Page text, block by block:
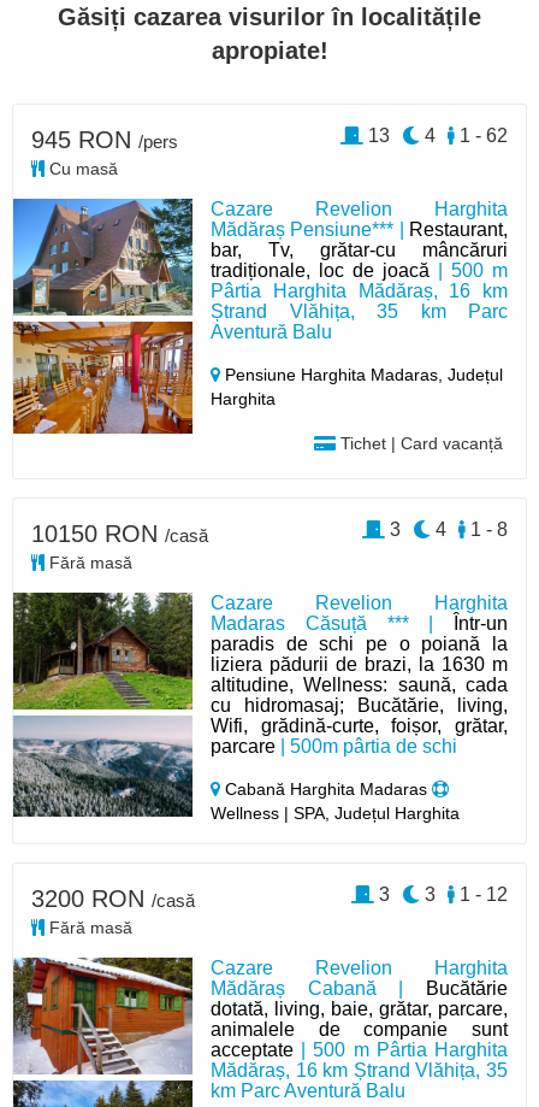
Găsiți cazarea visurilor în localitățile
apropiate!
Cazare Revelion Harghita
Mădăraș Pensiune*** |
Restaurant,
bar, Tv, grătar-cu mâncăruri
tradiționale, loc de joacă | 500 m
Pârtia Harghita Mădăraș, 16 km
Ștrand Vlăhița, 35 km Parc
Aventură Balu
Pensiune Harghita Madaras,Județul
Harghita
Tichet | Card vacanță
945 RON /pers
Cu masă
1 - 62
4
13
Cazare Revelion Harghita
Madaras Căsuță *** |
Într-un
paradis de schi pe o poiană la
liziera pădurii de brazi, la 1630 m
altitudine, Wellness: saună, cada
cu hidromasaj; Bucătărie, living,
Wifi, grădină-curte, foișor, grătar,
parcare | 500m pârtia de schi
Cabană Harghita Madaras
Wellness | SPA, Județul Harghita
10150 RON /casă
Fără masă
1 - 8
4
3
Cazare Revelion Harghita
Mădăraș Cabană |
Bucătărie
dotată, living, baie, grătar, parcare,
animalele de companie sunt
acceptate | 500 m Pârtia Harghita
Mădăraș, 16 km Ștrand Vlăhița, 35
km Parc Aventură Balu
3200 RON /casă
Fără masă
1 - 12
3
3